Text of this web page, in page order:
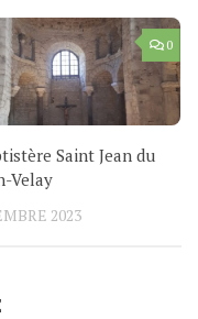
0
Saint Jean du
Velay
2023